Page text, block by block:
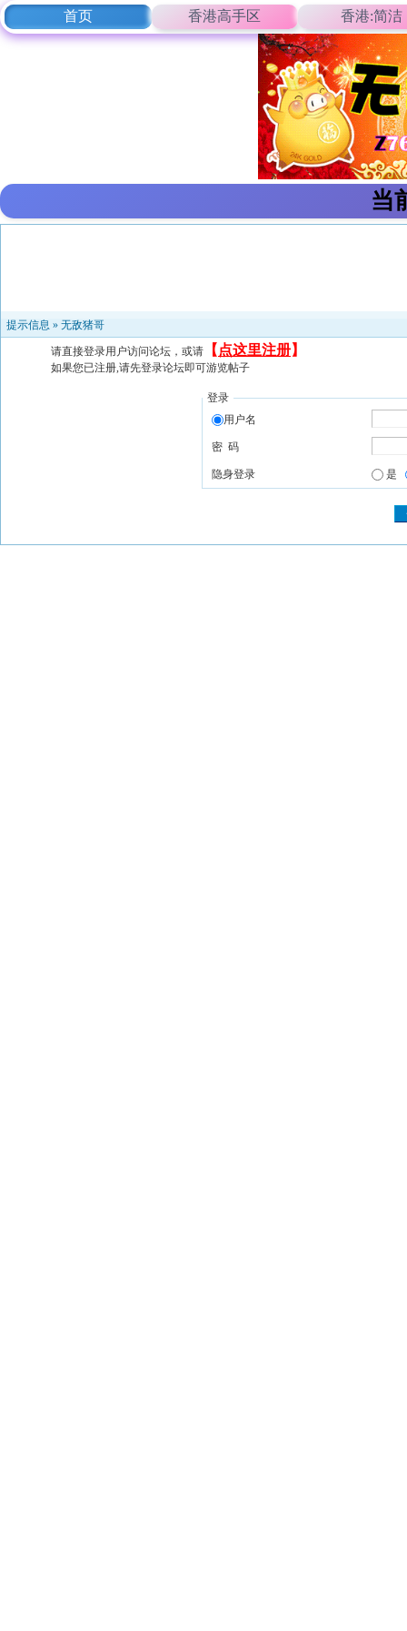
首页 香港高手区 香港:简洁
当
提示信息 » 无敌猪哥
请直接登录用户访问论坛，或请 【 点这里注册】
如果您已注册,请先登录论坛即可游览帖子
登录
用户名
密 码
隐身登录 是